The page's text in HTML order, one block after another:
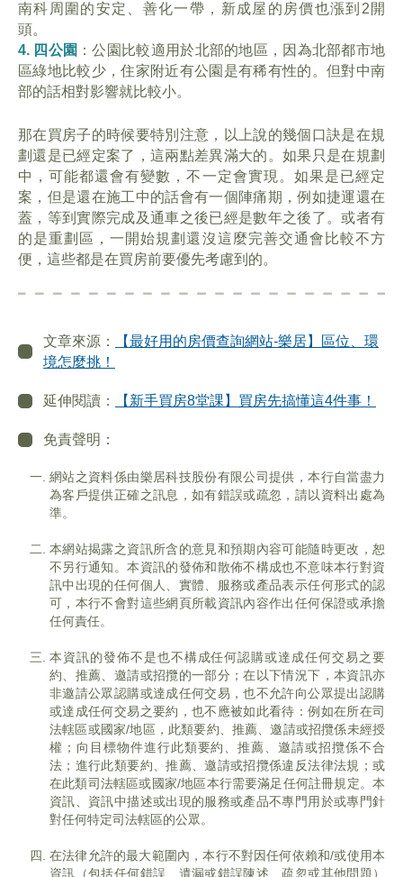
南科周圍的安定、善化一帶，新成屋的房價也漲到2開
頭。
4. 四公園 ：公園比較適用於北部的地區，因為北部都市地
區綠地比較少，住家附近有公園是有稀有性的。但對中南
部的話相對影響就比較小。
那在買房子的時候要特別注意，以上說的幾個口訣是在規
劃還是已經定案了，這兩點差異滿大的。如果只是在規劃
中，可能都還會有變數，不一定會實現。如果是已經定
案，但是還在施工中的話會有一個陣痛期，例如捷運還在
蓋，等到實際完成及通車之後已經是數年之後了。或者有
的是重劃區，一開始規劃還沒這麼完善交通會比較不方
便，這些都是在買房前要優先考慮到的。
文章來源：
【最好用的房價查詢網站-樂居】區位、環
境怎麼挑！
延伸閱讀： 【新手買房8堂課】買房先搞懂這4件事！
免責聲明：
網站之資料係由樂居科技股份有限公司提供，本行自當盡力
為客戶提供正確之訊息，如有錯誤或疏忽，請以資料出處為
準。
本網站揭露之資訊所含的意見和預期內容可能隨時更改，恕
不另行通知。本資訊的發佈和散佈不構成也不意味本行對資
訊中出現的任何個人、實體、服務或產品表示任何形式的認
可，本行不會對這些網頁所載資訊內容作出任何保證或承擔
任何責任。
本資訊的發佈不是也不構成任何認購或達成任何交易之要
約、推薦、邀請或招攬的一部分；在以下情況下，本資訊亦
非邀請公眾認購或達成任何交易，也不允許向公眾提出認購
或達成任何交易之要約，也不應被如此看待：例如在所在司
法轄區或國家/地區，此類要約、推薦、邀請或招攬係未經授
權；向目標物件進行此類要約、推薦、邀請或招攬係不合
法；進行此類要約、推薦、邀請或招攬係違反法律法規；或
在此類司法轄區或國家/地區本行需要滿足任何註冊規定。本
資訊、資訊中描述或出現的服務或產品不專門用於或專門針
對任何特定司法轄區的公眾。
在法律允許的最大範圍內，本行不對因任何依賴和/或使用本
資訊（包括任何錯誤、遺漏或錯誤陳述、疏忽或其他問題）